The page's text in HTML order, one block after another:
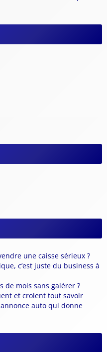
une caisse sérieux ?
c’est juste du business à
de mois sans galérer ?
et croient tout savoir
auto qui donne